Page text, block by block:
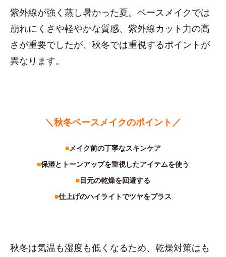
紫外線が強く蒸し暑かった夏。ベースメイクでは
崩れにくさや軽やかな質感、紫外線カット力の高
さが重要でしたが、秋冬では重視するポイントが
異なります。
＼秋冬ベースメイクのポイント／
■メイク前の丁寧なスキンケア
■保湿とトーンアップを重視したアイテムを使う
■目元の乾燥を回避する
■仕上げのハイライトでツヤをプラス
秋冬は気温も湿度も低くなるため、乾燥対策はも